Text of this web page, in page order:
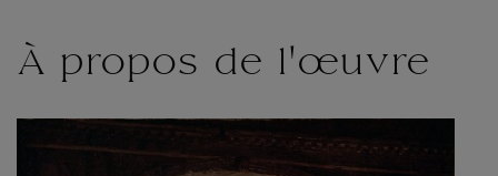
À propos de l'œuvre